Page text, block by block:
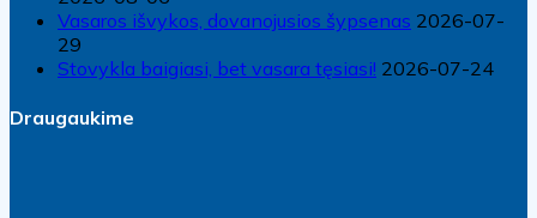
Vasaros išvykos, dovanojusios šypsenas 2026-07-
29
Stovykla baigiasi, bet vasara tęsiasi! 2026-07-24
Draugaukime